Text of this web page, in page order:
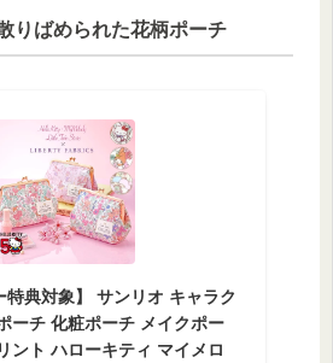
りばめられた花柄ポーチ
特典対象】 サンリオ キャラク
ーチ 化粧ポーチ メイクポー
ント ハローキティ マイメロ